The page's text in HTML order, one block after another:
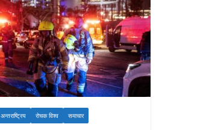
अन्तराष्ट्रिय रोचक विश्व समाचार